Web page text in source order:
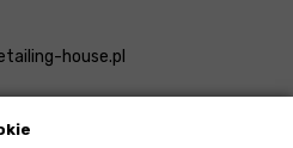
house.pl